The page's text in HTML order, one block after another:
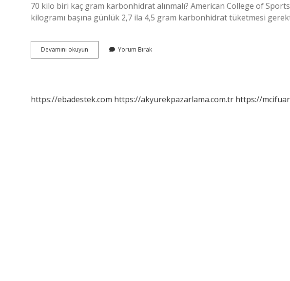
70 kilo biri kaç gram karbonhidrat alınmalı? American College of Sports
kilogramı başına günlük 2,7 ila 4,5 gram karbonhidrat tüketmesi
Devamını okuyun
Kaç
Yorum Bırak
https://ebadestek.com https://akyurekpazarlama.com.tr https://